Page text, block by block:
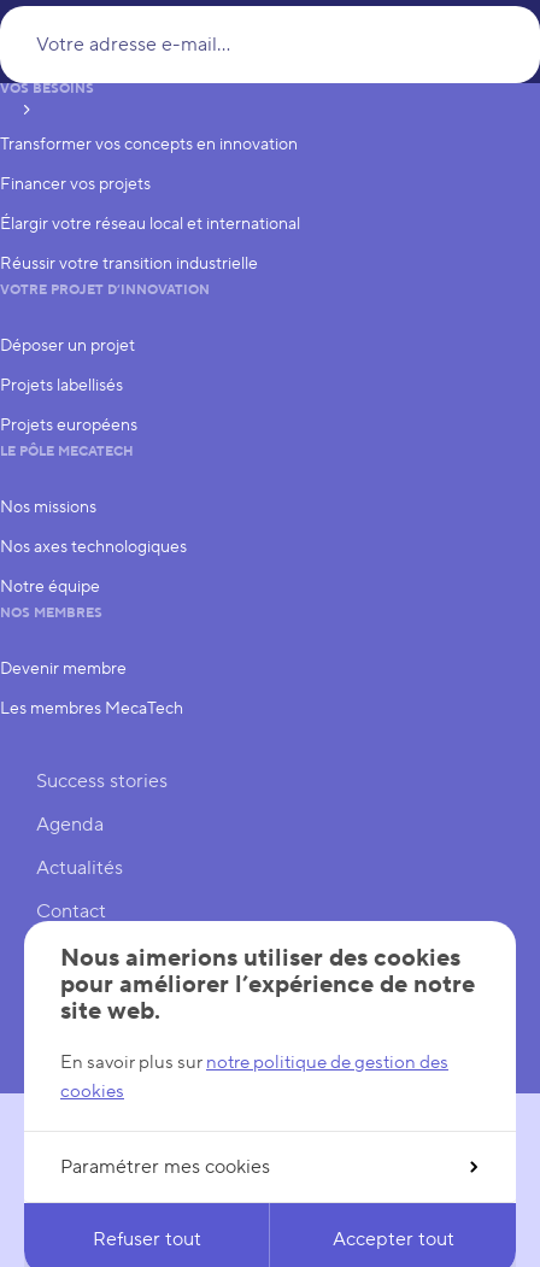
S’inscrire
VOS BESOINS
Transformer vos concepts en innovation
Financer vos projets
Élargir votre réseau local et international
Réussir votre transition industrielle
VOTRE PROJET D’INNOVATION
Déposer un projet
Projets labellisés
Projets européens
LE PÔLE MECATECH
Nos missions
Nos axes technologiques
Notre équipe
NOS MEMBRES
Devenir membre
Les membres MecaTech
Liens rapides
Success stories
Agenda
Actualités
Contact
Cookies
Réglages cookies
SUIVEZ-NOUS
Nous aimerions utiliser des cookies
pour améliorer l’expérience de notre
site web.
En savoir plus sur notre politique de gestion des
cookies
Paramétrer mes cookies
Refuser tout Accepter tout